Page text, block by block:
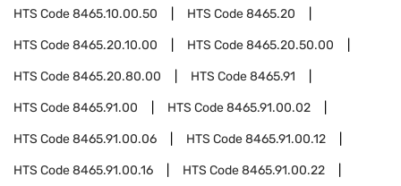
HTS Code8465.10.00.50 HTS Code8465.20
HTS Code8465.20.10.00 HTS Code8465.20.50.00
HTS Code8465.20.80.00 HTS Code8465.91
HTS Code8465.91.00 HTS Code8465.91.00.02
HTS Code8465.91.00.06 HTS Code8465.91.00.12
HTS Code8465.91.00.16 HTS Code8465.91.00.22